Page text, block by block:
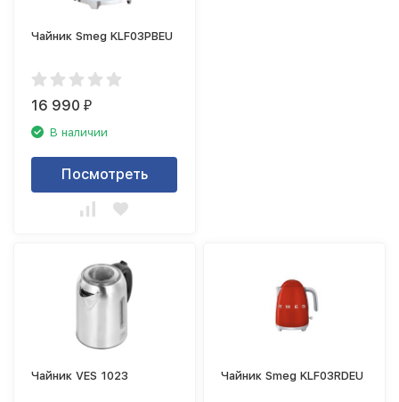
Чайник Smeg KLF03PBEU
16 990₽
В наличии
Посмотреть
Чайник VES 1023 Чайник Smeg KLF03RDEU